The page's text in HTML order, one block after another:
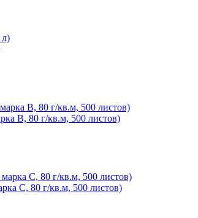
B, 80 г/кв.м, 500 листов)
C, 80 г/кв.м, 500 листов)